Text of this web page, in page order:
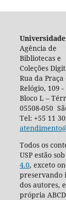
Agência de
Bibliotecas e
Coleções
Rua da Praça
Relógio, 109 -
Bloco L –
05508-050
Tel: +55 11
Todos os
USP estão
4.0, exceto
preservando
dos autores,
própria